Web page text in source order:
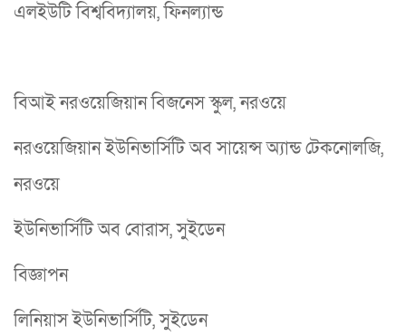
এলইউটি বিশ্ববিদ্যালয়, ফিনল্যান্ড
বিআই নরওয়েজিয়ান বিজনেস স্কুল, নরওয়ে
নরওয়েজিয়ান ইউনিভার্সিটি অব সায়েন্স অ্যান্ড টেকনোলজি,
নরওয়ে
ইউনিভার্সিটি অব বোরাস, সুইডেন
বিজ্ঞাপন
লিনিয়াস ইউনিভার্সিটি, সুইডেন